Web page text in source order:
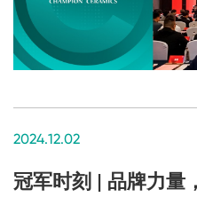
2024.12.02
冠军时刻 | 品牌力量